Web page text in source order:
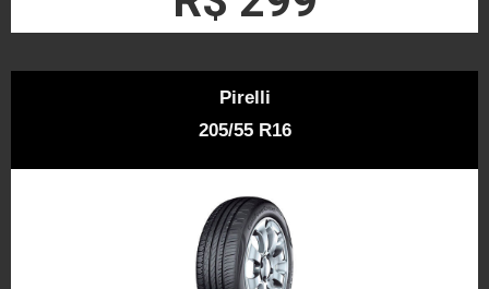
Pirelli
205/55 R16